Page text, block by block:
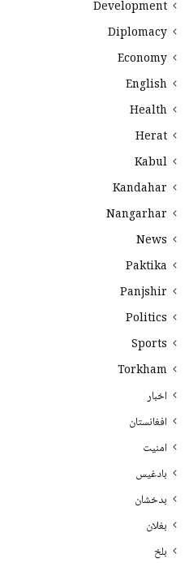
Development
Diplomacy
Economy
English
Health
Herat
Kabul
Kandahar
Nangarhar
News
Paktika
Panjshir
Politics
Sports
Torkham
اخبار
افغانستان
امنیت
بادغیس
بدخشان
بغلان
بلخ